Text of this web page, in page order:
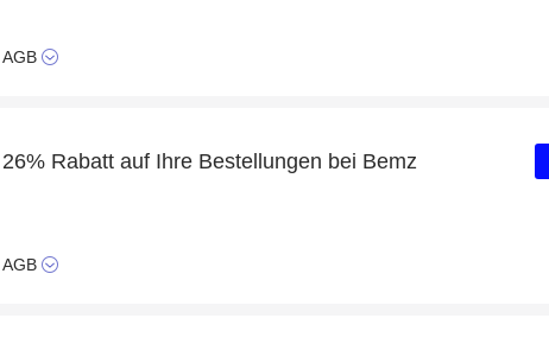
AGB
26% Rabatt auf Ihre Bestellungen bei Bemz
AGB